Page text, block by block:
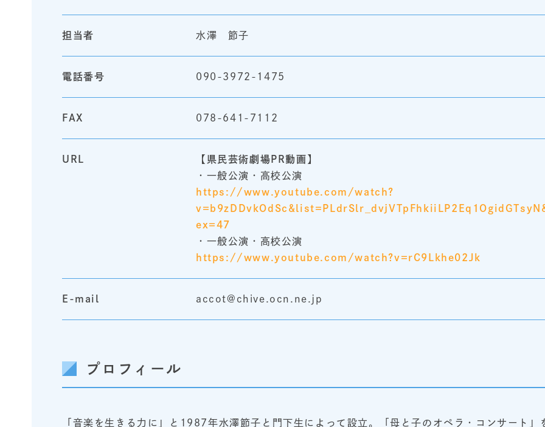
担当者 水澤 節子
電話番号 090-3972-1475
FAX 078-641-7112
URL
【県民芸術劇場PR動画】
・一般公演・高校公演
https://www.youtube.com/watch?
ex=47
・一般公演・高校公演
https://www.youtube.com/watch?v=rC9Lkhe02Jk
E-mail accot@chive.ocn.ne.jp
プロフィール
「音楽を生きる力に」と1987年水澤節子と門下生によって設立。「母と子のオペラ・コンサート」